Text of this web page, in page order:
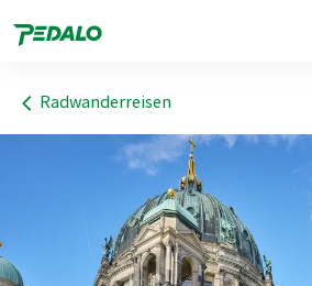
1
Radwanderreisen